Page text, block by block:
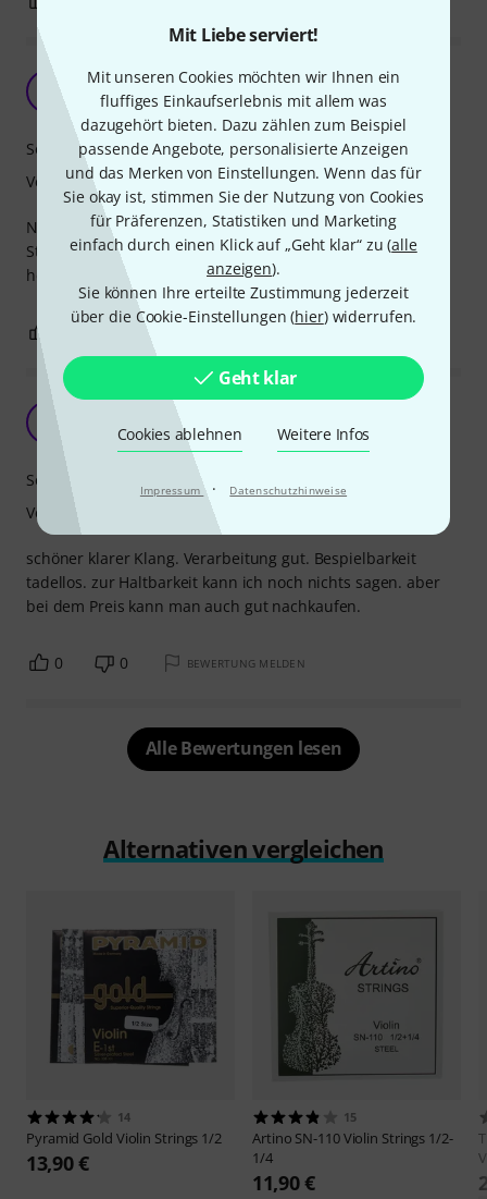
Mit Liebe serviert!
Mit unseren Cookies möchten wir Ihnen ein
fluffiges Einkaufserlebnis mit allem was
dazugehört bieten. Dazu zählen zum Beispiel
passende Angebote, personalisierte Anzeigen
und das Merken von Einstellungen. Wenn das für
Sie okay ist, stimmen Sie der Nutzung von Cookies
für Präferenzen, Statistiken und Marketing
einfach durch einen Klick auf „Geht klar“ zu (alle
anzeigen).
Sie können Ihre erteilte Zustimmung jederzeit
über die Cookie-Einstellungen (hier) widerrufen.
Geht klar
Cookies ablehnen Weitere Infos
Impressum · Datenschutzhinweise
HD Geht so
Horst D. 19.08.2011
Na ja.Man kann damit spielen.Da ich kein Freund der
Stahlsaiten bin,sind billige Stahlsaiten natürlich noch
heikler.Für den Preis aber wohl in Ordnung.
Sound
Verarbeitung
guter Klang und gute Haptik
low-fi 05.03.2024
schöner klarer Klang. Verarbeitung gut. Bespielbarkeit
tadellos. zur Haltbarkeit kann ich noch nichts sagen. aber
bei dem Preis kann man auch gut nachkaufen.
Sound
Verarbeitung
0 0 BEWERTUNG MELDEN
Alle Bewertungen lesen
Alternativen vergleichen
14
Pyramid Gold Violin Strings 1/2
13,90 €
15
Artino SN-110 Violin Strings 1/2-
1/4
11,90 €